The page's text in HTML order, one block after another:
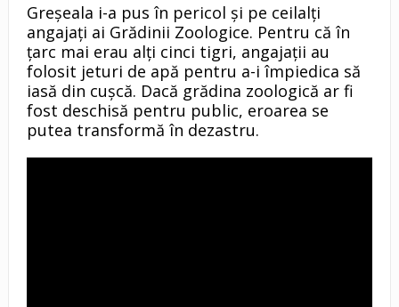
Greşeala i-a pus în pericol şi pe ceilalţi
angajaţi ai Grădinii Zoologice. Pentru că în
ţarc mai erau alţi cinci tigri, angajaţii au
folosit jeturi de apă pentru a-i împiedica să
iasă din cuşcă. Dacă grădina zoologică ar fi
fost deschisă pentru public, eroarea se
putea transformă în dezastru.